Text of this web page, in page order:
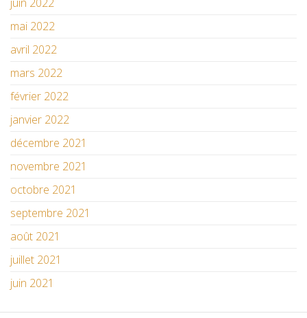
mai 2022
avril 2022
mars 2022
février 2022
janvier 2022
décembre 2021
novembre 2021
octobre 2021
septembre 2021
août 2021
juillet 2021
juin 2021